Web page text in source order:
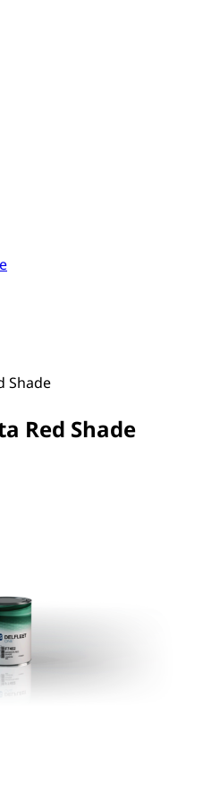
Shade
Red Shade